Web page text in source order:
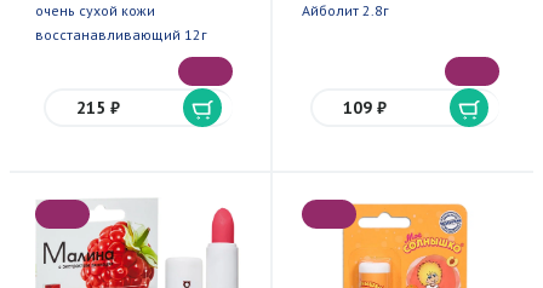
очень сухой кожи
восстанавливающий 12г
215 ₽
Айболит 2.8г
109 ₽